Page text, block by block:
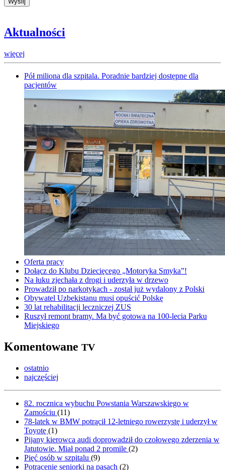
Aktualności
więcej
Pół miliona dla szpitala. Poradnie bardziej dostępne dla
pacjentów
Oferta pracy
Dołącz do Klubu Dziecięcego „Motoryka Smyka”!
Na łuku zjechała z drogi i uderzyła w drzewo
Prowadził po narkotykach - został już wydalony z Polski
Obywatel Uzbekistanu musi opuścić Polskę
30 lat rehabilitacji leczniczej ZUS
Ruszył remont bramy. Ma być gotowa na 100-lecia Parku
Miejskiego
Komentowane TV
ostatnio
najczęściej
82. rocznica wybuchu Powstania Warszawskiego w
Zamościu (11)
78-latek w BMW potrącił 12-letniego rowerzystę i uderzył w
Toyotę (1)
Pijany kierowca audi doprowadził do czołowego zderzenia w
Jatutowie. Miał ponad 2 promile (2)
Pięć osób w szpitalu (9)
Potrącenie seniorki na pasach (2)